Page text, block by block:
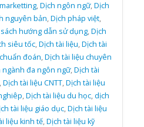
,Dịch ngôn ngữ,Dịch
nguyên bản,Dịch pháp việt,
hướng dẫn sử dụng,Dịch
siêu tốc,Dịch tài liệu,Dịch tài
đoán,Dịch tài liệu chuyên
đa ngôn ngữ,Dịch tài
,Dịch tài liệu CNTT,Dịch tài liệu
,Dịch tài liệu du học,dịch
tài liệu giáo dục,Dịch tài liệu
liệu kinh tế,Dịch tài liệu kỹ